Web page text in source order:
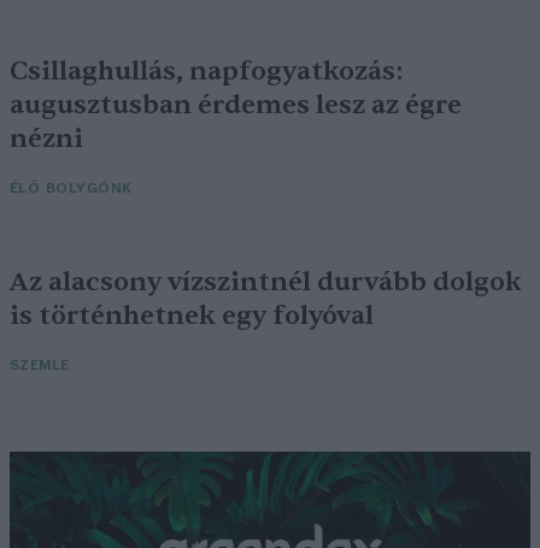
Csillaghullás, napfogyatkozás:
augusztusban érdemes lesz az égre
nézni
ÉLŐ BOLYGÓNK
Az alacsony vízszintnél durvább dolgok
is történhetnek egy folyóval
SZEMLE